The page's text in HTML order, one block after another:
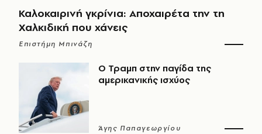
Καλοκαιρινή γκρίνια: Αποχαιρέτα την τη
Χαλκιδική που χάνεις
Επιστήμη Μπινάζη
Ο Τραμπ στην παγίδα της
αμερικανικής ισχύος
Άγης Παπαγεωργίου